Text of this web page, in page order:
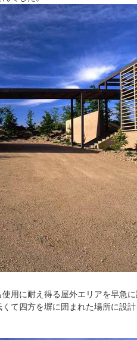
用に耐え得る屋外エリアを早急
て四方を塀に囲まれた場所に設